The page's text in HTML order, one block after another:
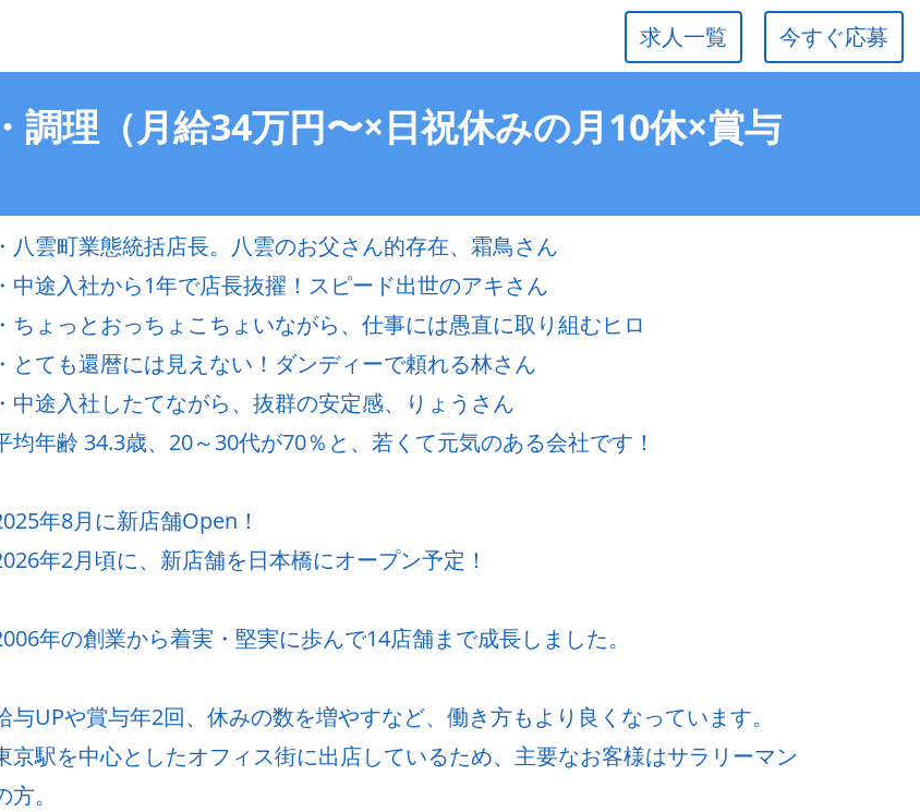
今すぐ応募
求人一覧
調理（月給34万円〜×日祝休みの月10休×賞与
・八雲町業態統括店長。八雲のお父さん的存在、霜鳥さん
・中途入社から1年で店長抜擢！スピード出世のアキさん
・ちょっとおっちょこちょいながら、仕事には愚直に取り組むヒロ
・とても還暦には見えない！ダンディーで頼れる林さん
・中途入社したてながら、抜群の安定感、りょうさん
均年齢 34.3歳、20～30代が70％と、若くて元気のある会社です！
年8月に新店舗Open！
年2月頃に、新店舗を日本橋にオープン予定！
年の創業から着実・堅実に歩んで14店舗まで成長しました。
与UPや賞与年2回、休みの数を増やすなど、働き方もより良くなっています。
京駅を中心としたオフィス街に出店しているため、主要なお客様はサラリーマン
方。